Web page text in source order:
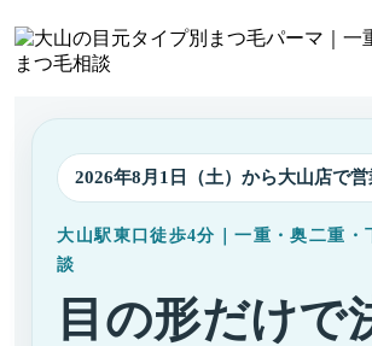
2026年8月1日（土）から大山店で営
大山駅東口徒歩4分｜一重・奥二重・
談
目の形だけで